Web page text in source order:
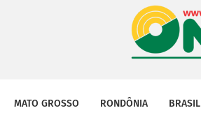
MATO GROSSO RONDÔNIA BRASIL